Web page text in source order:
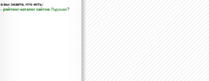
а вы знаете, что есть:
- рейтинг-каталог сайтов Ладошек?